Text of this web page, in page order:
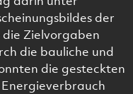
der
Zielvorgaben
die bauliche und
die gesteckten